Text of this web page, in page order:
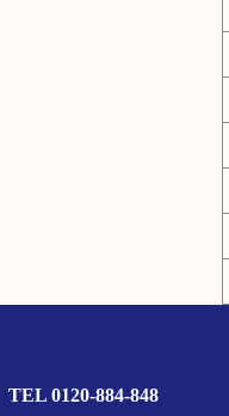
TEL 0120-884-848